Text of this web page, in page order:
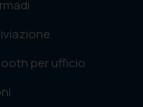
per ufficio